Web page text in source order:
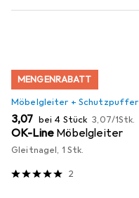
MENGENRABATT
Möbelgleiter + Schutzpuffer
EUR
3,07 bei 4 Stück EUR
3,07/1Stk.
OK-Line Möbelgleiter
Gleitnagel, 1 Stk.
2